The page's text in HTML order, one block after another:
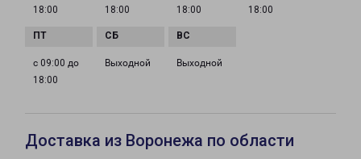
18:00
18:00
18:00
18:00
с 09:00 до
18:00
Выходной Выходной
Доставка из Воронежа по области